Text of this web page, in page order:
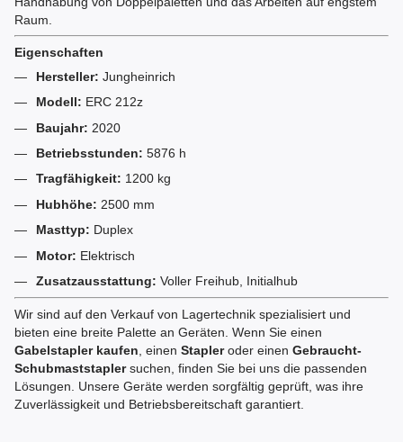
Raum.
Eigenschaften
Hersteller: Jungheinrich
Modell: ERC 212z
Baujahr: 2020
Betriebsstunden: 5876 h
Tragfähigkeit: 1200 kg
Hubhöhe: 2500 mm
Masttyp: Duplex
Motor: Elektrisch
Zusatzausstattung: Voller Freihub, Initialhub
Wir sind auf den Verkauf von Lagertechnik spezialisiert und
bieten eine breite Palette an Geräten. Wenn Sie einen
Gabelstapler kaufen, einen Stapleroder einen Gebraucht-
Schubmaststaplersuchen, finden Sie bei uns die passenden
Lösungen. Unsere Geräte werden sorgfältig geprüft, was ihre
Zuverlässigkeit und Betriebsbereitschaft garantiert.